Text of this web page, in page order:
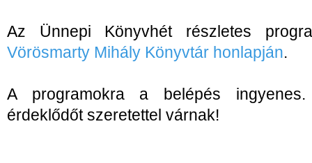
Az Ünnepi Könyvhét részletes
Vörösmarty Mihály Könyvtár honlapján.
A programokra a belépés
érdeklődőt szeretettel várnak!